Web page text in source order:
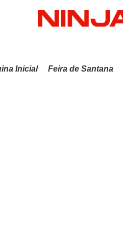
Inicial Feira de Santana